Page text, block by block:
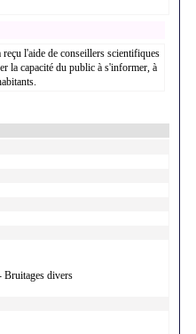
l'aide de conseillers scientifiques
la capacité du public à s'informer, à
Bruitages divers